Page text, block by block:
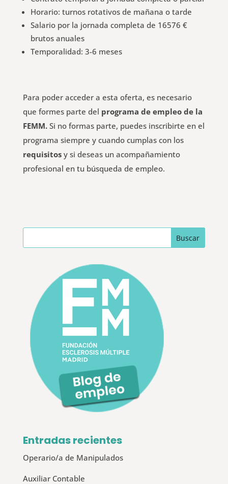
Horario: turnos rotativos de mañana o tarde
Salario por la jornada completa de 16576 €
brutos anuales
Temporalidad: 3-6 meses
Para poder acceder a esta oferta, es necesario
que formes parte del programa de empleo de la
FEMM.Si no formas parte, puedes inscribirte en el
programa siempre y cuando cumplas con los
requisitosy si deseas un acompañamiento
profesional en tu búsqueda de empleo.
Entradas recientes
Operario/a de Manipulados
Auxiliar Contable